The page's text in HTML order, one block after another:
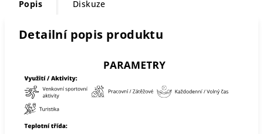
Popis Diskuze
Detailní popis produktu